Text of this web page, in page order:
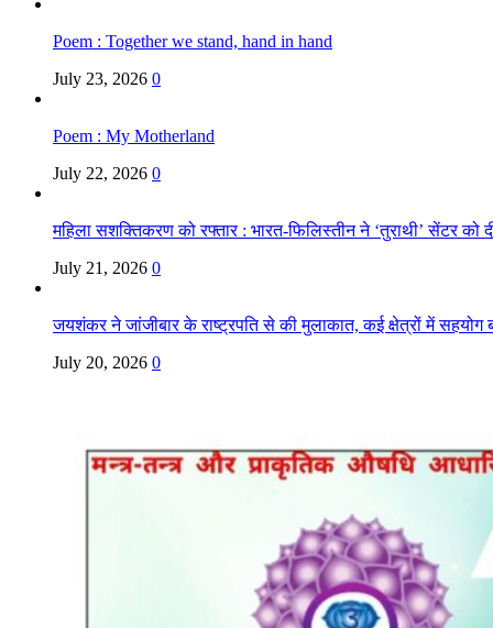
Poem : Together we stand, hand in hand
July 23, 2026 0
Poem : My Motherland
July 22, 2026 0
महिला सशक्तिकरण को रफ्तार : भारत-फिलिस्तीन ने ‘तुराथी’ सेंटर को
July 21, 2026 0
जयशंकर ने जांजीबार के राष्ट्रपति से की मुलाकात, कई क्षेत्रों में सहयोग
July 20, 2026 0